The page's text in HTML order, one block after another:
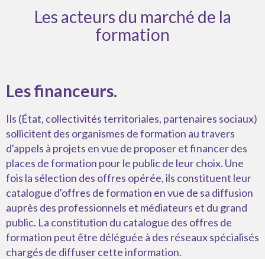
Les acteurs du marché de la
formation
Les financeurs.
Ils (État, collectivités territoriales, partenaires sociaux)
sollicitent des organismes de formation au travers
d'appels à projets en vue de proposer et financer des
places de formation pour le public de leur choix. Une
fois la sélection des offres opérée, ils constituent leur
catalogue d'offres de formation en vue de sa diffusion
auprès des professionnels et médiateurs et du grand
public. La constitution du catalogue des offres de
formation peut être déléguée à des réseaux spécialisés
chargés de diffuser cette information.